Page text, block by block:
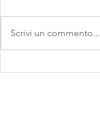
Scrivi un commento...